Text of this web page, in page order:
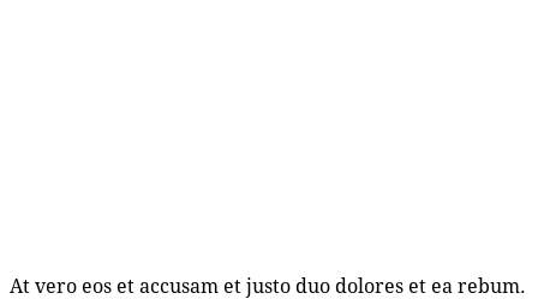
At vero eos et accusam et justo duo dolores et ea rebum.